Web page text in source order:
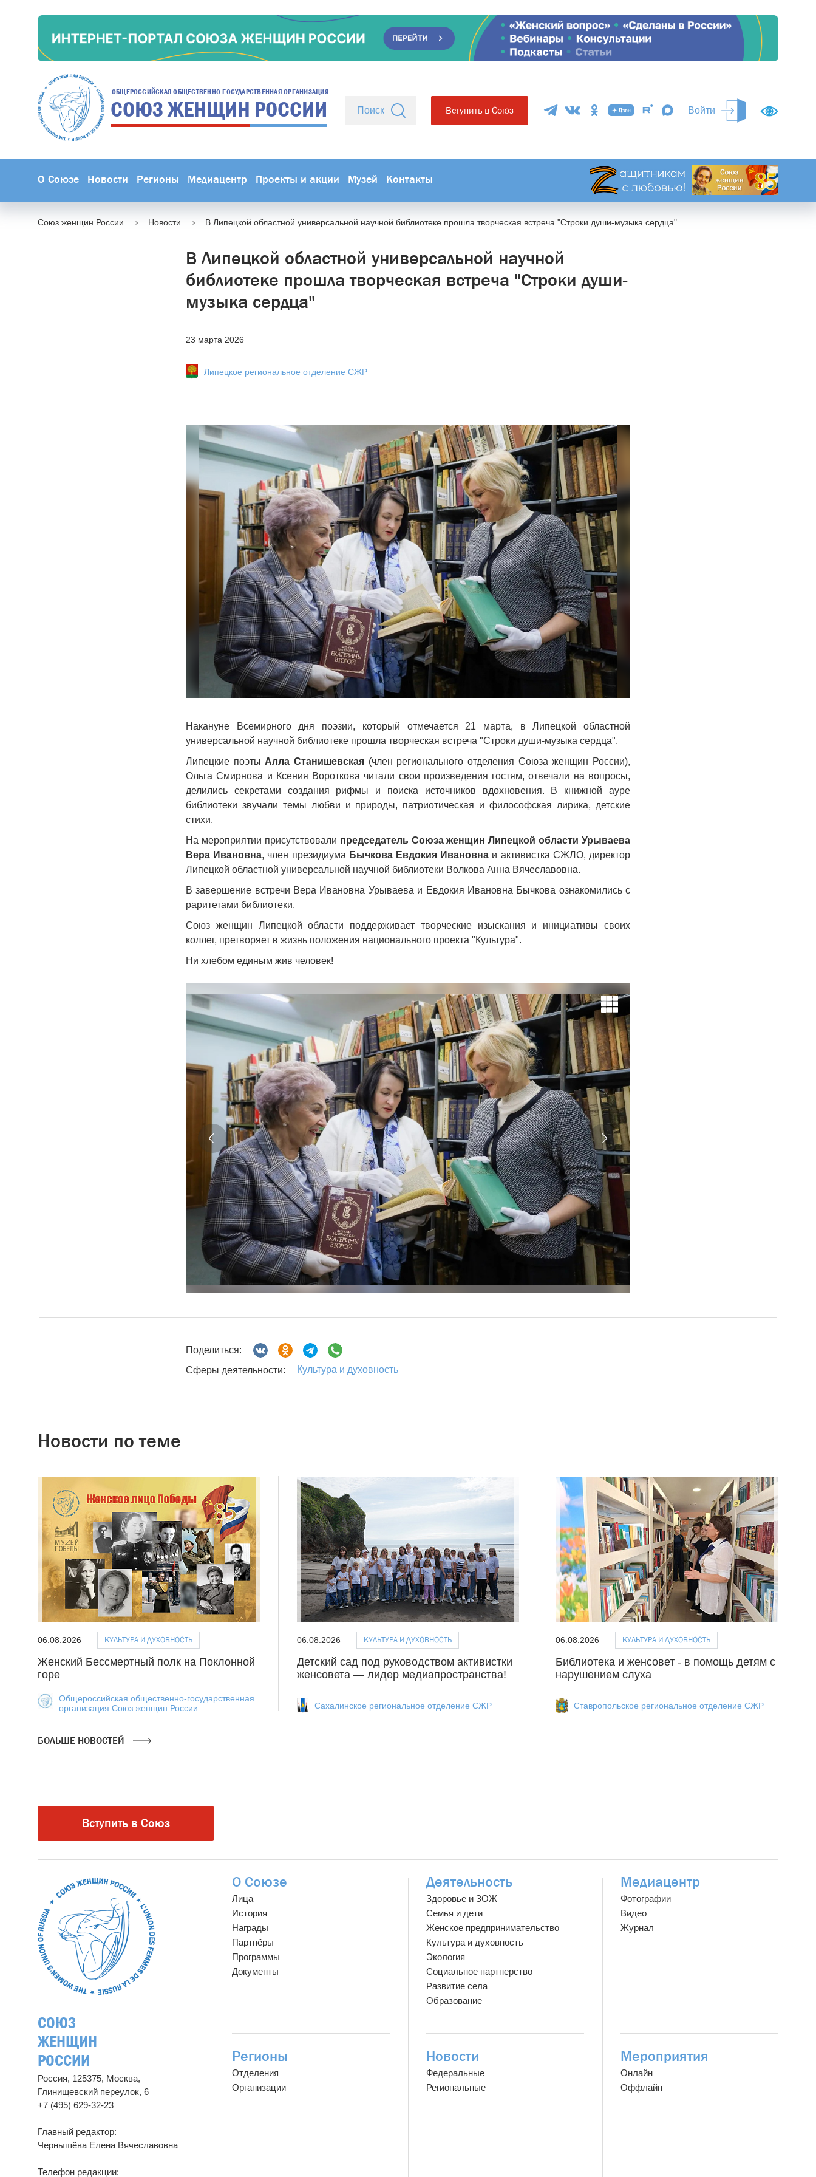
ОБЩЕРОССИЙСКАЯ ОБЩЕСТВЕННО-ГОСУДАРСТВЕННАЯ ОРГАНИЗАЦИЯ
СОЮЗ ЖЕНЩИН РОССИИ Вступить в Союз Войти
О Союзе Новости Регионы Медиацентр Проекты и акции Музей Контакты
Союз женщин России Новости В Липецкой областной универсальной научной библиотеке прошла творческая встреча "Строки души-музыка сердца"
В Липецкой областной универсальной научной
библиотеке прошла творческая встреча "Строки души-
музыка сердца"
23 марта 2026
Липецкое региональное отделение СЖР
Накануне Всемирного дня поэзии, который отмечается 21 марта, в Липецкой областной
универсальной научной библиотеке прошла творческая встреча "Строки души-музыка сердца".
Липецкие поэты Алла Станишевская (член регионального отделения Союза женщин России),
Ольга Смирнова и Ксения Вороткова читали свои произведения гостям, отвечали на вопросы,
делились секретами создания рифмы и поиска источников вдохновения. В книжной ауре
библиотеки звучали темы любви и природы, патриотическая и философская лирика, детские
стихи.
На мероприятии присутствовали председатель Союза женщин Липецкой области Урываева
Вера Ивановна, член президиума Бычкова Евдокия Ивановна и активистка СЖЛО, директор
Липецкой областной универсальной научной библиотеки Волкова Анна Вячеславовна.
В завершение встречи Вера Ивановна Урываева и Евдокия Ивановна Бычкова ознакомились с
раритетами библиотеки.
Союз женщин Липецкой области поддерживает творческие изыскания и инициативы своих
коллег, претворяет в жизнь положения национального проекта "Культура".
Ни хлебом единым жив человек!
Поделиться:
Сферы деятельности:
Культура и духовность
Новости по теме
06.08.2026 КУЛЬТУРА И ДУХОВНОСТЬ
Женский Бессмертный полк на Поклонной
горе
Общероссийская общественно-государственная
организация Союз женщин России
06.08.2026 КУЛЬТУРА И ДУХОВНОСТЬ
Детский сад под руководством активистки
женсовета — лидер медиапространства!
Сахалинское региональное отделение СЖР
06.08.2026 КУЛЬТУРА И ДУХОВНОСТЬ
Библиотека и женсовет - в помощь детям с
нарушением слуха
Ставропольское региональное отделение СЖР
БОЛЬШЕ НОВОСТЕЙ
Вступить в Союз
О Союзе
Лица
История
Награды
Партнёры
Программы
Документы
Деятельность
Здоровье и ЗОЖ
Семья и дети
Женское предпринимательство
Культура и духовность
Экология
Социальное партнерство
Развитие села
Образование
Медиацентр
Фотографии
Видео
Журнал
Регионы
Отделения
Организации
Новости
Федеральные
Региональные
Мероприятия
Онлайн
Оффлайн
СОЮЗ
ЖЕНЩИН
РОССИИ
Россия, 125375, Москва,
Глинищевский переулок, 6
+7 (495) 629-32-23
Главный редактор:
Чернышёва Елена Вячеславовна
Телефон редакции: